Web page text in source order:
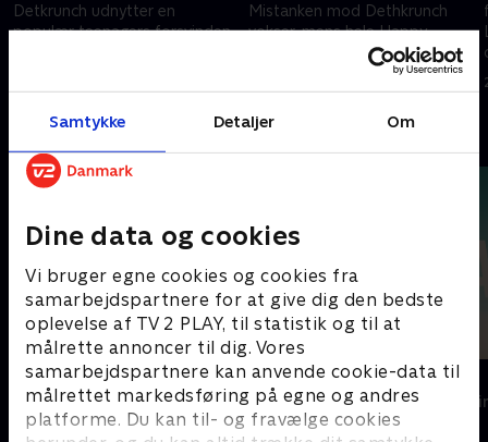
Samtykke Detaljer Om
Dine data og cookies
Vi bruger egne cookies og cookies fra
samarbejdspartnere for at give dig den bedste
oplevelse af TV 2 PLAY, til statistik og til at
målrette annoncer til dig. Vores
samarbejdspartnere kan anvende cookie-data til
målrettet markedsføring på egne og andres
platforme. Du kan til- og fravælge cookies
Detkrunch udnytter en
populær teenagers forsvinden
Mistanken mod Dethkrunch
vokser, mens hele Happy
Hollow samles til en
Andre så også
Top Dog
Krimi & Spænding • 1 sæsoner
The Au Pair
Krimi &